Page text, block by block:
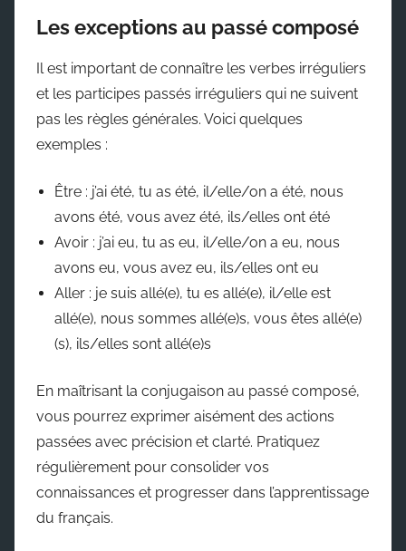
Les exceptions au passé composé
Il est important de connaître les verbes irréguliers
et les participes passés irréguliers qui ne suivent
pas les règles générales. Voici quelques
exemples :
Être : j’ai été, tu as été, il/elle/on a été, nous
avons été, vous avez été, ils/elles ont été
Avoir : j’ai eu, tu as eu, il/elle/on a eu, nous
avons eu, vous avez eu, ils/elles ont eu
Aller : je suis allé(e), tu es allé(e), il/elle est
allé(e), nous sommes allé(e)s, vous êtes allé(e)
(s), ils/elles sont allé(e)s
En maîtrisant la conjugaison au passé composé,
vous pourrez exprimer aisément des actions
passées avec précision et clarté. Pratiquez
régulièrement pour consolider vos
connaissances et progresser dans l’apprentissage
du français.